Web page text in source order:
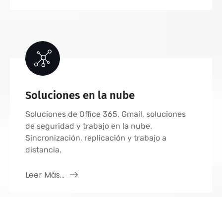
Soluciones en la nube
Soluciones de Office 365, Gmail, soluciones
de seguridad y trabajo en la nube.
Sincronización, replicación y trabajo a
distancia.
Leer Más...